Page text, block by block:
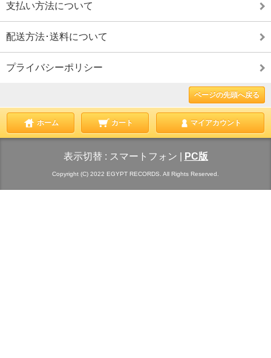
支払い方法について
配送方法･送料について
プライバシーポリシー
ページの先頭へ戻る
ホーム カート マイアカウント
表示切替 : スマートフォン PC版
Copyright (C) 2022 EGYPT RECORDS. All Rights Reserved.